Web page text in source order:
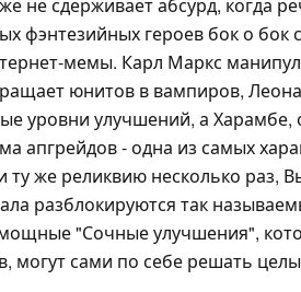
фэнтезийных героев бок о бок
мемы. Карл Маркс
юнитов в вампиров,
уровни улучшений, а Харамбе,
апгрейдов - одна из самых
ту же реликвию несколько раз,
разблокируются так
"Сочные улучшения",
могут сами по себе решать